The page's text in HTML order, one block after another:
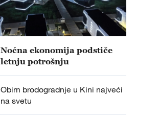
Noćna ekonomija podstiče
letnju potrošnju
Obim brodogradnje u Kini najveći
na svetu